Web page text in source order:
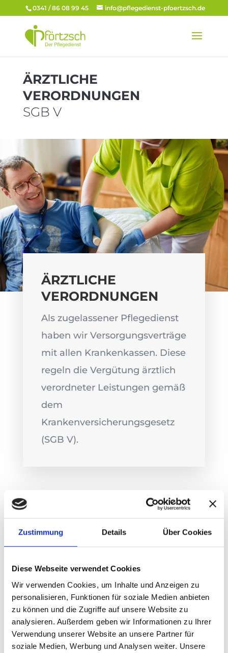
Zustimmung Details Über Cookies
Diese Webseite verwendet Cookies
Wir verwenden Cookies, um Inhalte und Anzeigen zu
personalisieren, Funktionen für soziale Medien anbieten
zu können und die Zugriffe auf unsere Website zu
analysieren. Außerdem geben wir Informationen zu Ihrer
Verwendung unserer Website an unsere Partner für
soziale Medien, Werbung und Analysen weiter. Unsere
0341 / 86 08 99 45 info@pflegedienst-pfoertzsch.de
ÄRZTLICHE
VERORDNUNGEN
SGB V
ÄRZTLICHE
VERORDNUNGEN
Als zugelassener Pflegedienst
haben wir Versorgungsverträge
mit allen Krankenkassen. Diese
regeln die Vergütung ärztlich
verordneter Leistungen gemäß
dem
Krankenversicherungsgesetz
(SGB V).
Ihre Krankenkasse übernimmt, nach
Genehmigung, sämtliche
Aufwendungen bis auf einen kleinen
Eigenanteils erfolgt durch Ihre
Krankenkasse.
Gemäß dem
Krankenversicherungsgesetz stehen
zwei Vergütungsmöglichkeiten der